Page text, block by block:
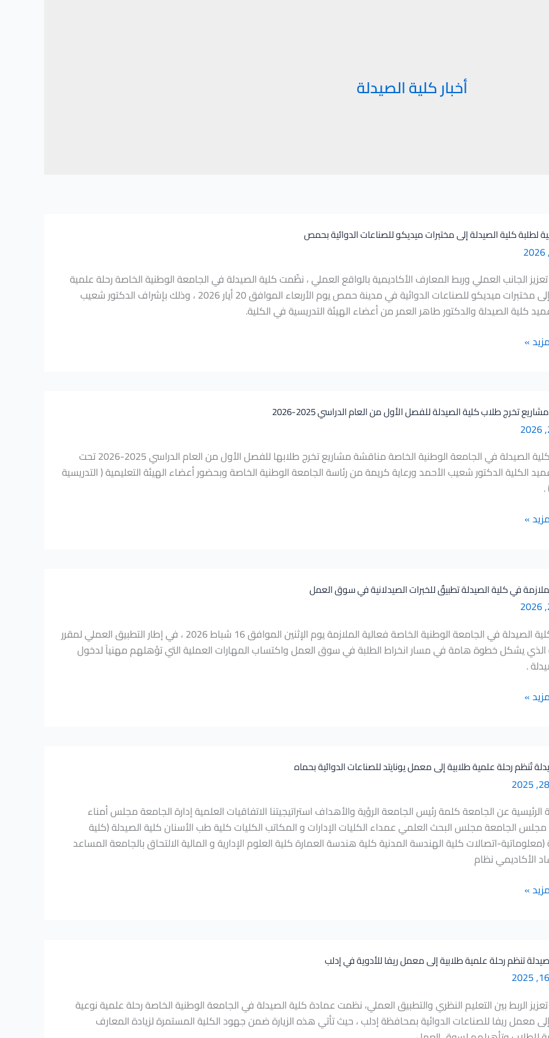
أخبار كلية الصيدلة
لطلبة كلية الصيدلة إلى مختبرات ميديكو للصناعات الدوائية بحمص
الجانب العملي وربط المعارف الأكاديمية بالواقع العملي ، نظّمت كلية الصيدلة في الجامعة الوطنية الخاصة رحلة علمية
لطلابها إلى مختبرات ميديكو للصناعات الدوائية في مدينة حمص يوم الأربعاء الموافق 20 أيار 2026 ، وذلك بإشراف الدكتور شعيب
كلية الصيدلة والدكتور طاهر العمر من أعضاء الهيئة التدريسية في الكلية.
»
تخرج طلاب كلية الصيدلة للفصل الأول من العام الدراسي 2025-2026
شهدت كلية الصيدلة في الجامعة الوطنية الخاصة مناقشة مشاريع تخرج طلابها للفصل الأول من العام الدراسي 2025-2026 تحت
الكلية الدكتور شعيب الأحمد ورعاية كريمة من رئاسة الجامعة الوطنية الخاصة وبحضور أعضاء الهيئة التعليمية ( التدريسية
.
»
في كلية الصيدلة تطبيقٌ للخبرات الصيدلانية في سوق العمل
أقامت كلية الصيدلة في الجامعة الوطنية الخاصة فعالية الملازمة يوم الإثنين الموافق 16 شباط 2026 ، في إطار التطبيق العملي لمقرر
الذي يشكل خطوة هامة في مسار انخراط الطلبة في سوق العمل واكتساب المهارات العملية التي تؤهلهم مهنياً لدخول
.
»
تُنظم رحلة علمية طلابية إلى معمل يونايتد للصناعات الدوائية بحماه
عن الجامعة كلمة رئيس الجامعة الرؤية والأهداف استراتيجيتنا الاتفاقيات العلمية إدارة الجامعة مجلس أمناء
الجامعة مجلس البحث العلمي عمداء الكليات الإدارات و المكاتب الكليات كلية طب الأسنان كلية الصيدلة (كلية
اتصالات كلية الهندسة المدنية كلية هندسة العمارة كلية العلوم الإدارية و المالية الالتحاق بالجامعة المساعد
الأكاديمي نظام
»
تنظم رحلة علمية طلابية إلى معمل ريفا للأدوية في إدلب
الربط بين التعليم النظري والتطبيق العملي، نظمت عمادة كلية الصيدلة في الجامعة الوطنية الخاصة رحلة علمية نوعية
معمل ريفا للصناعات الدوائية بمحافظة إدلب ، حيث تأتي هذه الزيارة ضمن جهود الكلية المستمرة لزيادة المعارف